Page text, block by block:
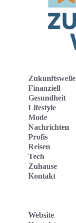
Zukunftswelle
Finanziell
Gesundheit
Lifestyle
Mode
Nachrichten
Profis
Reisen
Tech
Zuhause
Kontakt
Website